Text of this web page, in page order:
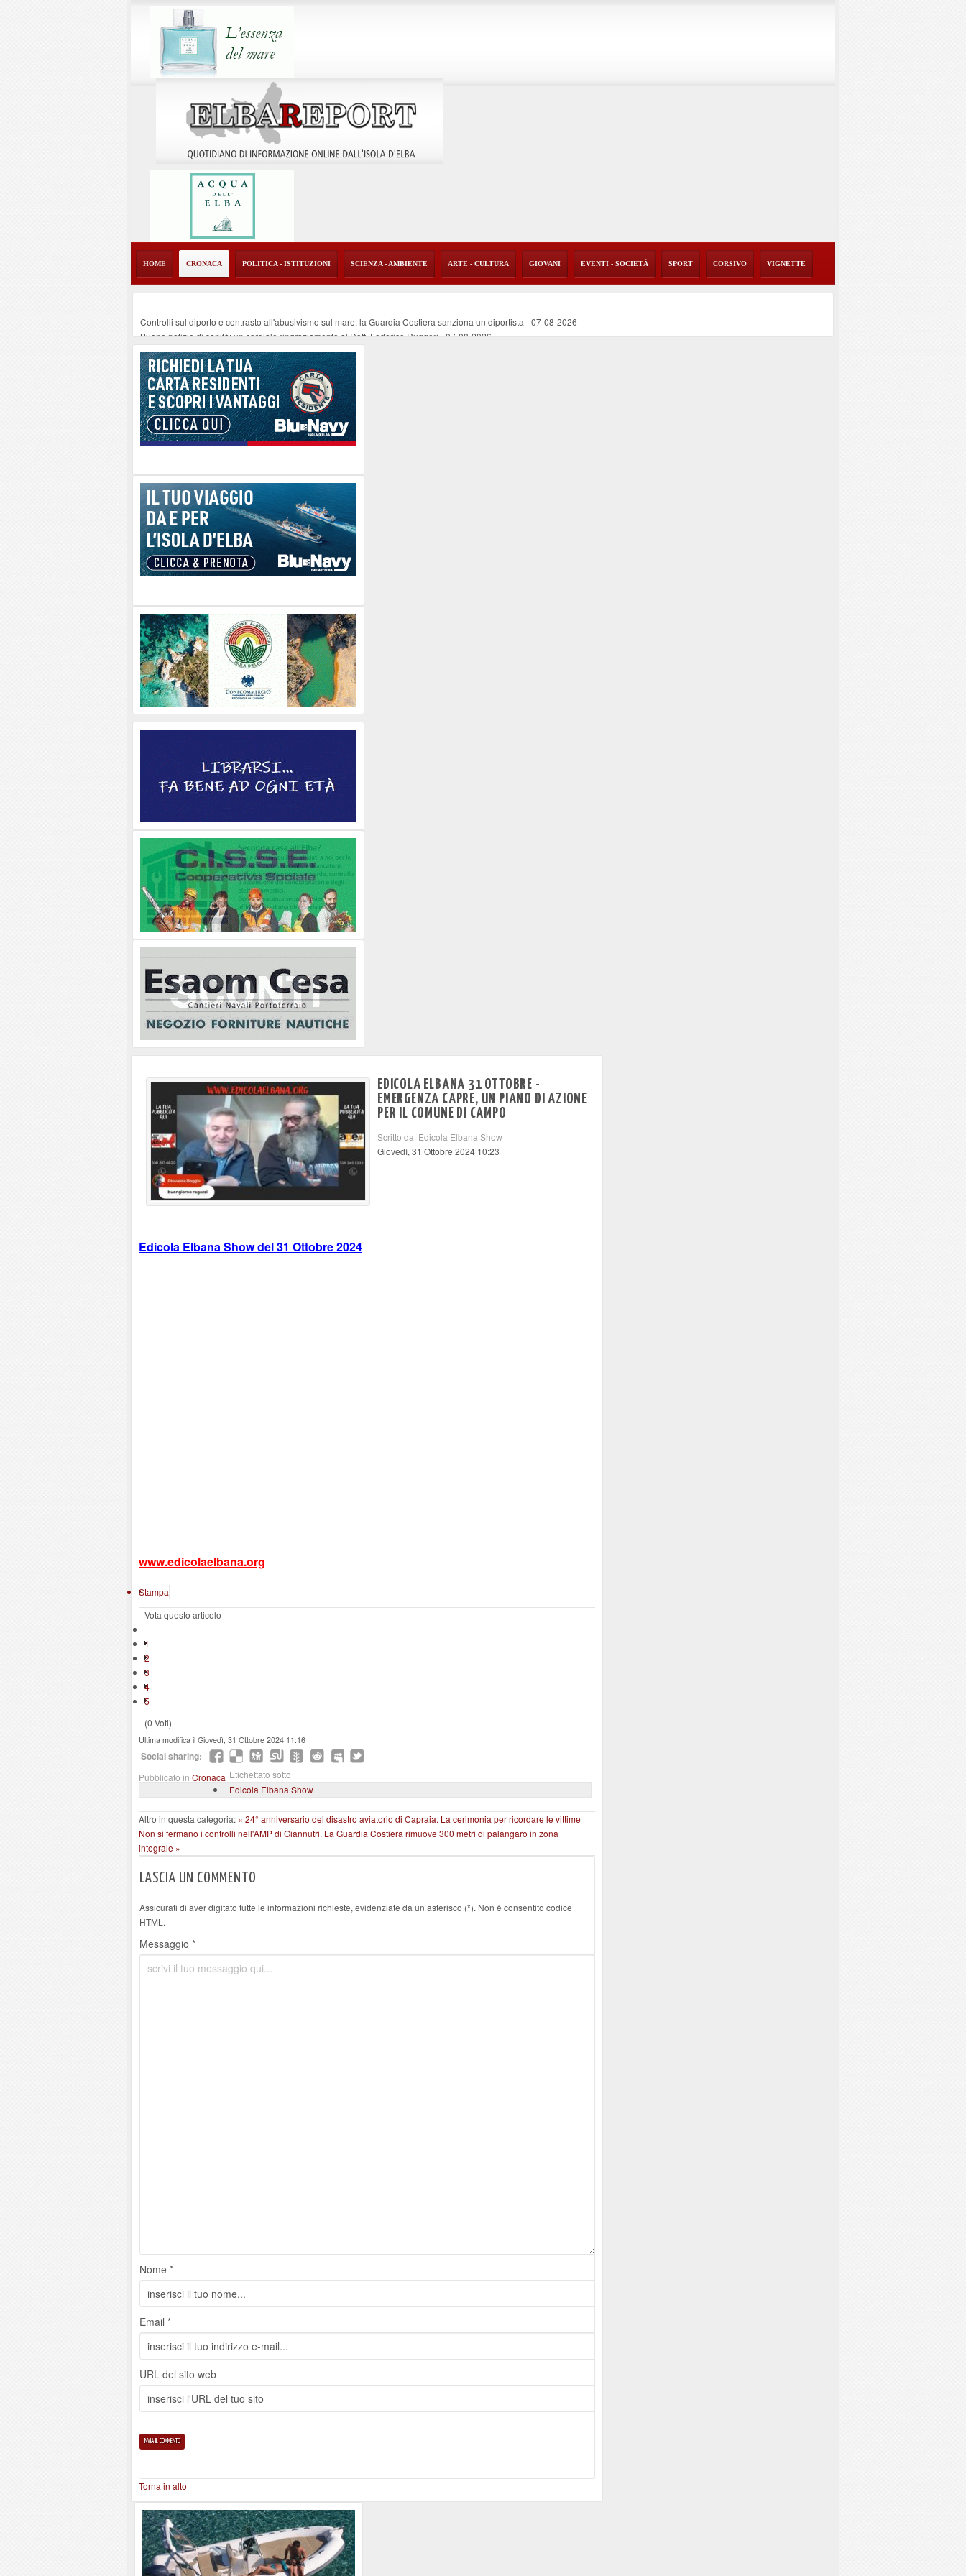
HOME CRONACA POLITICA - ISTITUZIONI SCIENZA - AMBIENTE ARTE - CULTURA GIOVANI EVENTI - SOCIETÀ SPORT CORSIVO VIGNETTE
Controlli sul diporto e contrasto all'abusivismo sul mare: la Guardia Costiera sanziona un diportista -07-08-2026
Buone notizie di sanità: un cordiale ringraziamento al Dott. Federico Ruggeri-07-08-2026
Altiero Spinelli e Ursula Hirschmann all'Elba: riaffiora una testimonianza del 1966
Capoliveri, potenziata la pulizia dei bordi stradali-07-08-2026
Marina di Campo tra i porti interessati dal nuovo piano dell'Autorità portuale regionale
EDICOLA ELBANA 31 OTTOBRE -
EMERGENZA CAPRE, UN PIANO DI AZIONE
PER IL COMUNE DI CAMPO
Scritto da Edicola Elbana Show
Giovedì, 31 Ottobre 2024 10:23
Edicola Elbana Show del 31 Ottobre 2024
www.edicolaelbana.org
Stampa
Vota questo articolo
1
2
3
4
5
(0 Voti)
Ultima modifica il Giovedì, 31 Ottobre 2024 11:16
Social sharing:
Pubblicato in Cronaca Etichettato sotto
Edicola Elbana Show
Altro in questa categoria: « 24° anniversario del disastro aviatorio di Capraia. La cerimonia per ricordare le vittime
Non si fermano i controlli nell'AMP di Giannutri. La Guardia Costiera rimuove 300 metri di palangaro in zona
integrale »
LASCIA UN COMMENTO
Assicurati di aver digitato tutte le informazioni richieste, evidenziate da un asterisco (*). Non è consentito codice
HTML.
Messaggio *
Nome *
Email *
URL del sito web
Torna in alto